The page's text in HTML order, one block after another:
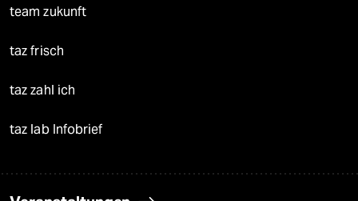
team zukunft
taz frisch
taz zahl ich
taz lab Infobrief